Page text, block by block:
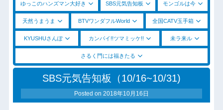
ゆっこのハンズマン大好き SBS元気告知板 モンゴルは今
天然うまうま BTVワンダフルWorld 全国CATV玉手箱
KYUSHUさんぽ カンパイ!!ツマミッケ!! 未ラ来ル
さるく門には福きたる
SBS元気告知板（10/16~10/31)
Posted on 2018年10月16日